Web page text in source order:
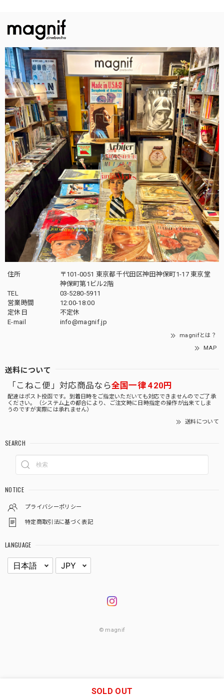
住所
〒101-0051 東京都千代田区神田神保町1-17 東京堂
神保町第1ビル2階
TEL
03-5280-5911
営業時間
12:00-18:00
定休日
不定休
E-mail
info@magnif.jp
magnifとは？
MAP
送料について
「こねこ便」対応商品なら全国一律 420円
配達はポスト投函です。到着日時をご指定いただいても対応できませんのでご了承
ください。（システム上の都合により、ご注文時に日時指定の操作が出来てしま
うのですが実際には承れません）
送料について
SEARCH
NOTICE
プライバシーポリシー
特定商取引法に基づく表記
LANGUAGE
© magnif
SOLD OUT